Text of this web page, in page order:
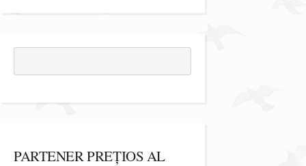
PARTENER PREȚIOS AL